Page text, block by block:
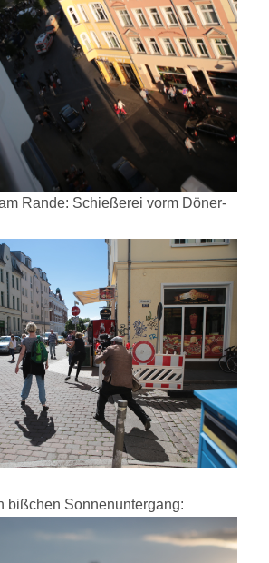
Rande: Schießerei vorm Döner-
bißchen Sonnenuntergang: